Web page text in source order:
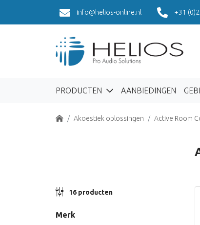
info@helios-online.nl +31
PRODUCTEN AANBIEDINGEN
Home Akoestiek oplossingen Active Room
16 producten
Merk